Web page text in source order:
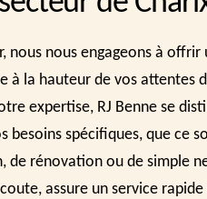
nous nous engageons à offrir
à la hauteur de vos attentes
expertise, RJ Benne se
besoins spécifiques, que ce
de rénovation ou de simple
assure un service